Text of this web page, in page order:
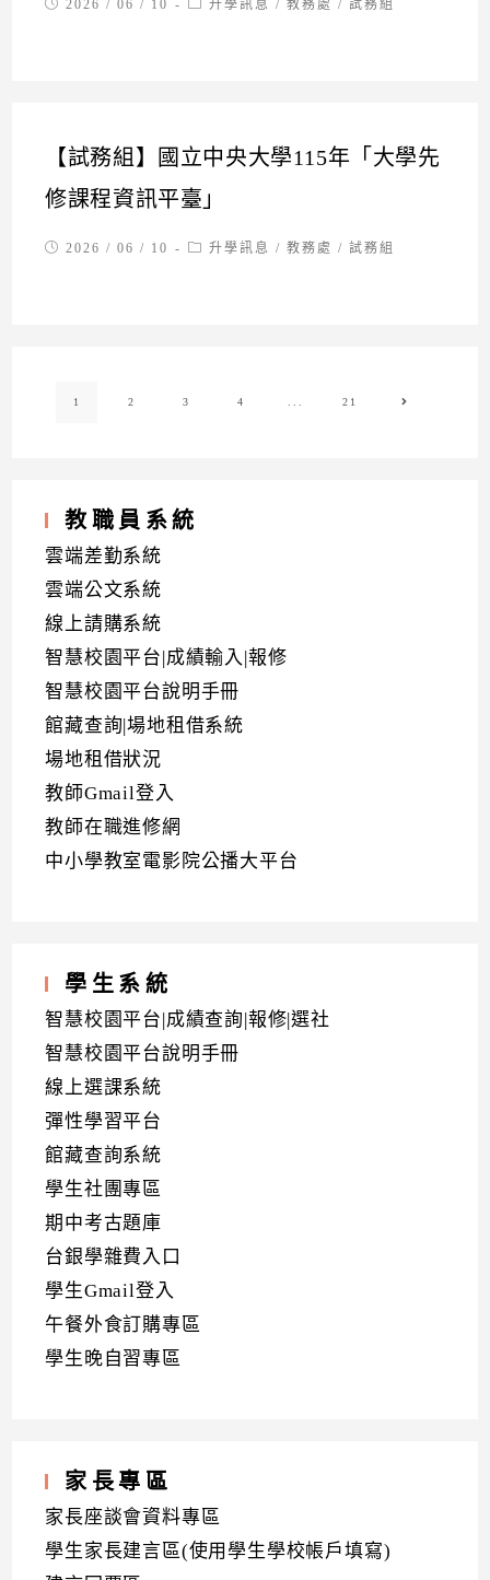
Post2026 / 06 / 10
Post升學訊息 / 教務處 / 試務組
【試務組】國立中央大學115年「大學先
修課程資訊平臺」
Post2026 / 06 / 10
Post升學訊息 / 教務處 / 試務組
1 2 3 4 21 Go to the
教職員系統
雲端差勤系統
雲端公文系統
線上請購系統
智慧校園平台|成績輸入|報修
智慧校園平台說明手冊
館藏查詢|場地租借系統
場地租借狀況
教師Gmail登入
教師在職進修網
中小學教室電影院公播大平台
學生系統
智慧校園平台|成績查詢|報修|選社
智慧校園平台說明手冊
線上選課系統
彈性學習平台
館藏查詢系統
學生社團專區
期中考古題庫
台銀學雜費入口
學生Gmail登入
午餐外食訂購專區
學生晚自習專區
家長專區
家長座談會資料專區
學生家長建言區(使用學生學校帳戶填寫)